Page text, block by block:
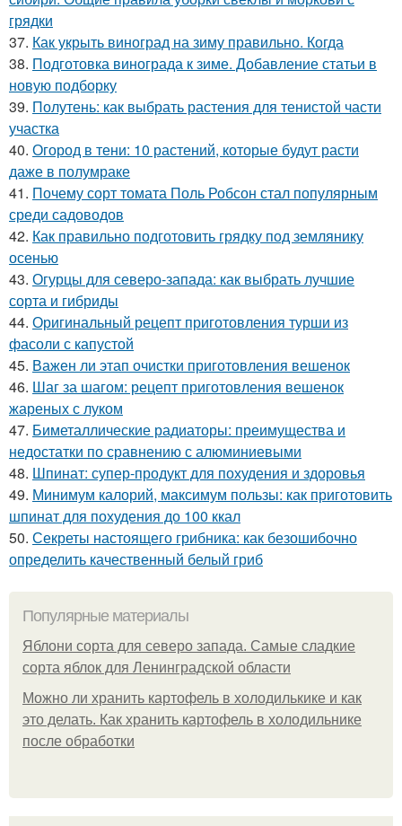
грядки
37. Как укрыть виноград на зиму правильно. Когда
38. Подготовка винограда к зиме. Добавление статьи в
новую подборку
39. Полутень: как выбрать растения для тенистой части
участка
40. Огород в тени: 10 растений, которые будут расти
даже в полумраке
41. Почему сорт томата Поль Робсон стал популярным
среди садоводов
42. Как правильно подготовить грядку под землянику
осенью
43. Огурцы для северо-запада: как выбрать лучшие
сорта и гибриды
44. Оригинальный рецепт приготовления турши из
фасоли с капустой
45. Важен ли этап очистки приготовления вешенок
46. Шаг за шагом: рецепт приготовления вешенок
жареных с луком
47. Биметаллические радиаторы: преимущества и
недостатки по сравнению с алюминиевыми
48. Шпинат: супер-продукт для похудения и здоровья
49. Минимум калорий, максимум пользы: как приготовить
шпинат для похудения до 100 ккал
50. Секреты настоящего грибника: как безошибочно
определить качественный белый гриб
Популярные материалы
Яблони сорта для северо запада. Самые сладкие
сорта яблок для Ленинградской области
Можно ли хранить картофель в холодилькике и как
это делать. Как хранить картофель в холодильнике
после обработки